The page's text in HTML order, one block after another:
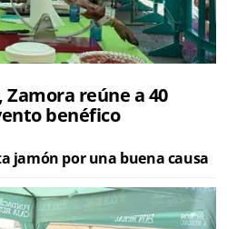
reúne a 40
benéfico
jamón por una buena causa